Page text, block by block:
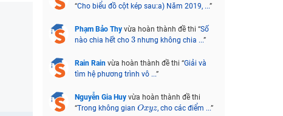
“Cho biểu đồ cột kép sau:a) Năm 2019, ...”
Phạm Bảo Thy vừa hoàn thành đề thi “Số
nào chia hết cho 3
3nhưng không chia ...”
Rain Rain vừa hoàn thành đề thi “Giải và
tìm hệ phương trình vô ...”
Nguyễn Gia Huy vừa hoàn thành đề thi
“Trong không gian Oxyz
Oxyz, cho các điểm ...”